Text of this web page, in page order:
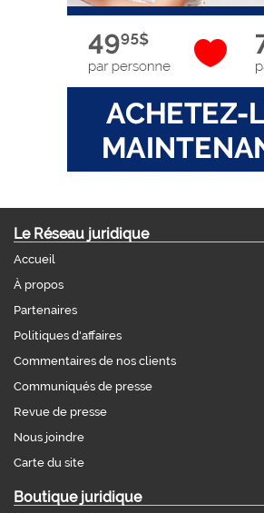
Le Réseau juridique
Accueil
À propos
Partenaires
Politiques d'affaires
Commentaires de nos clients
Communiqués de presse
Revue de presse
Nous joindre
Carte du site
Boutique juridique